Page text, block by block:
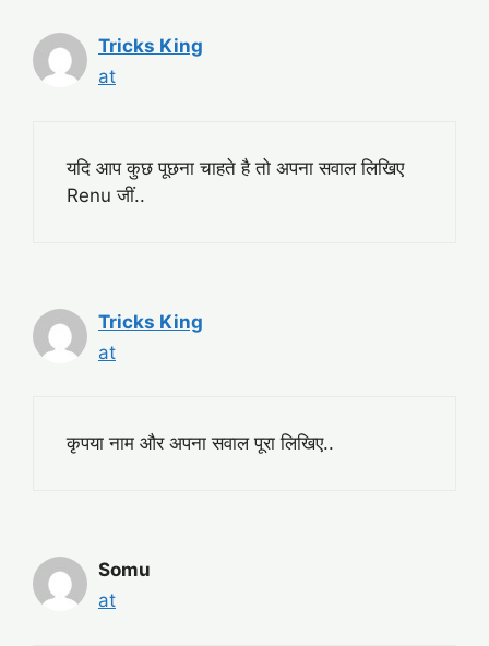
Tricks King
at
यदि आप कुछ पूछना चाहते है तो अपना सवाल लिखिए
Renu जीं..
Tricks King
at
कृपया नाम और अपना सवाल पूरा लिखिए..
Somu
at